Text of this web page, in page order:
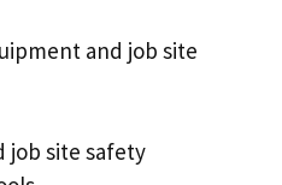
and job site
job site safety